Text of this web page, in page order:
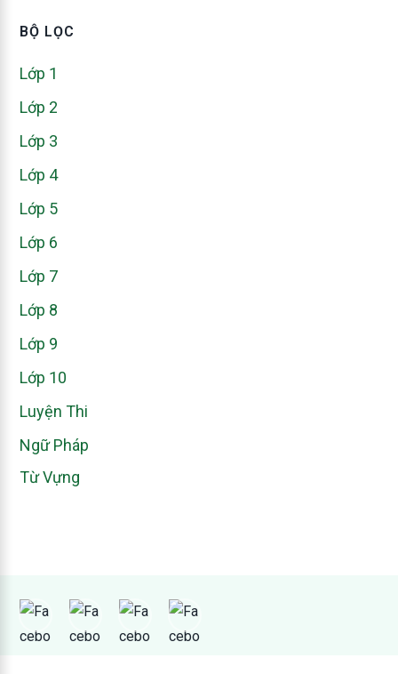
BỘ LỌC
Lớp 1
Lớp 2
Lớp 3
Lớp 4
Lớp 5
Lớp 6
Lớp 7
Lớp 8
Lớp 9
Lớp 10
Luyện Thi
Ngữ Pháp
Từ Vựng